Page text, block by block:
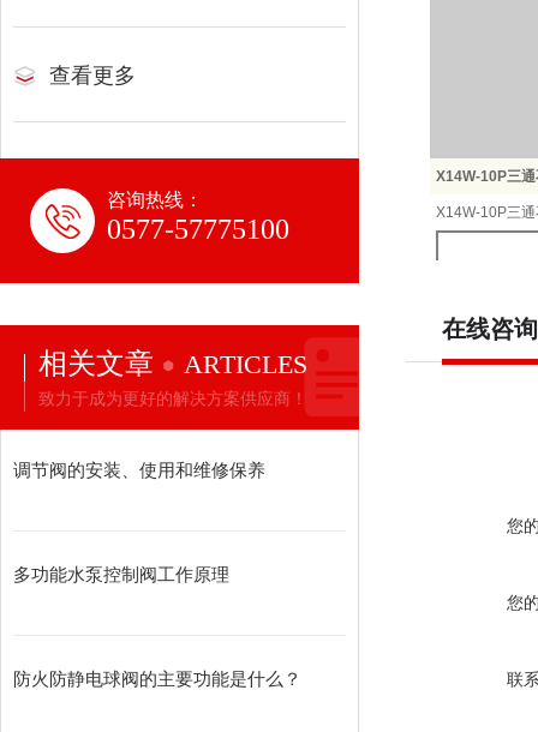
查看更多
咨询热线：
0577-57775100
相关文章 ARTICLES
致力于成为更好的解决方案供应商！
调节阀的安装、使用和维修保养
多功能水泵控制阀工作原理
防火防静电球阀的主要功能是什么？
X14W-10P三
X14W-10P三
X14W-1.0P
在线咨询
您
您
联